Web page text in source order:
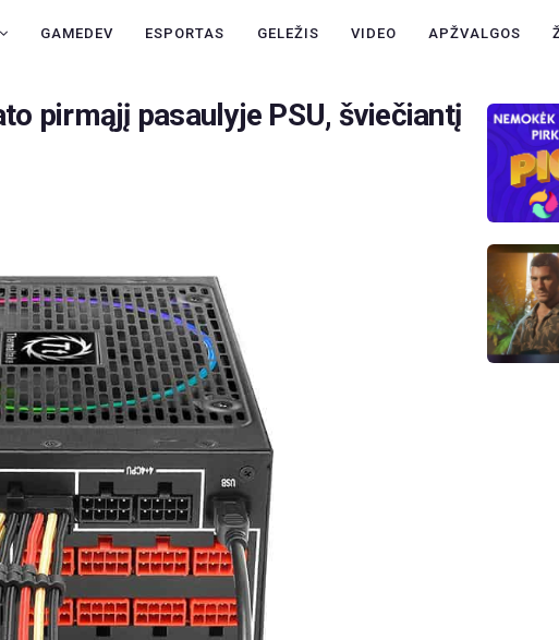
GAMEDEV ESPORTAS GELEŽIS VIDEO APŽVALGOS
pirmąjį pasaulyje PSU, šviečiantį